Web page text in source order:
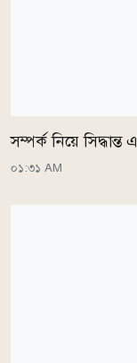
সম্পর্ক নিয়ে
০১:৩১ AM